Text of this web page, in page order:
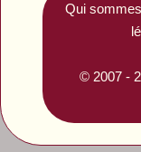
Qui
© 2007 -